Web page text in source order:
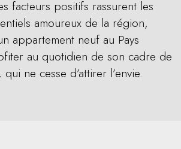
facteurs positifs rassurent les
amoureux de la région,
appartement neuf au Pays
au quotidien de son cadre de
ne cesse d’attirer l’envie.